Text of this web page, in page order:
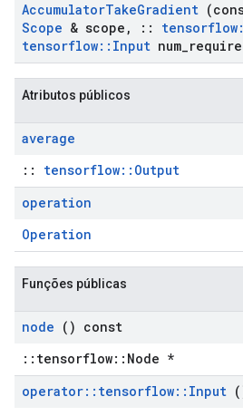
AccumulatorTakeGradient
Scope & scope , :: tensorflow
tensorflow:: Input num
Atributos públicos
average
:: tensorflow::Output
operation
Operation
Funções públicas
node () const
::tensorflow::Node *
operator:: tensorflow:: Input